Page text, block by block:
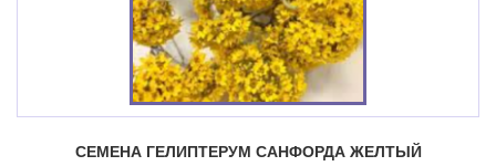
СЕМЕНА ГЕЛИПТЕРУМ САНФОРДА ЖЕЛТЫЙ